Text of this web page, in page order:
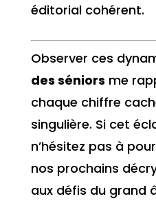
éditorial cohérent.
Observer ces
des séniors me
chaque chiffre
singulière. Si cet
n’hésitez pas à
nos prochains
aux défis du grand